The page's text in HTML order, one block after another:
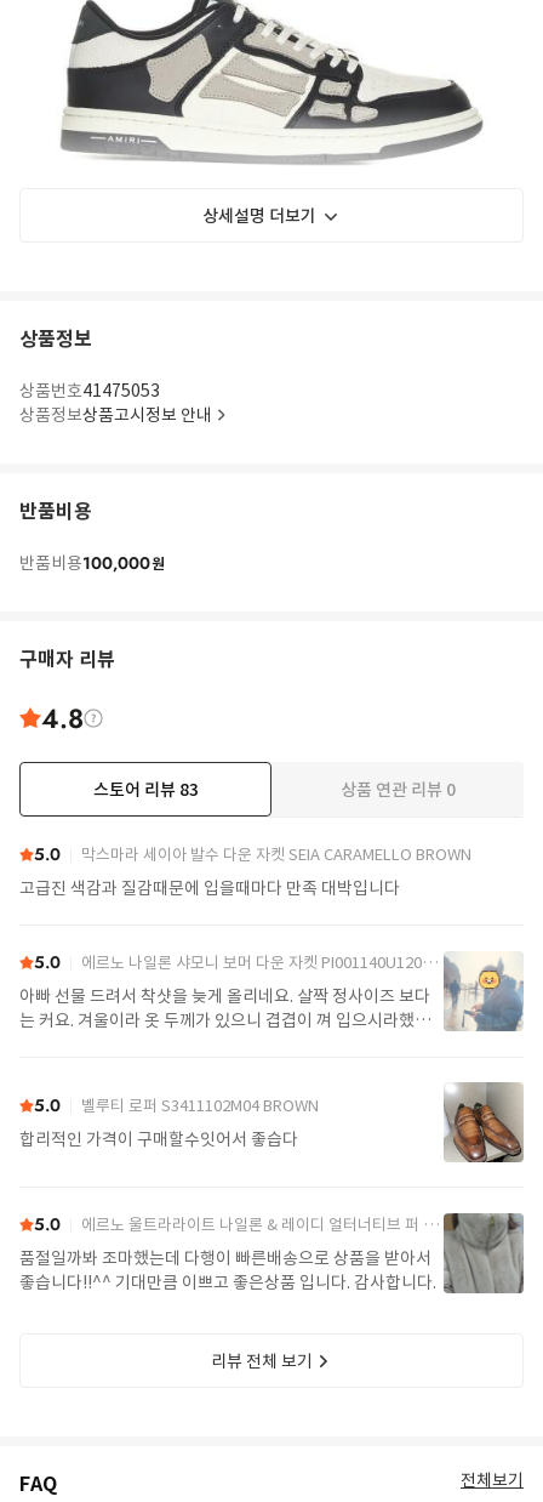
상세설명 더보기
상품정보
상품번호41475053
상품정보상품고시정보 안내
반품비용
반품비용100,000원
구매자 리뷰
4.8
스토어 리뷰 83 상품 연관 리뷰 0
5.0 막스마라 세이아 발수 다운 자켓 SEIA CARAMELLO BROWN
고급진 색감과 질감때문에 입을때마다 만족 대박입니다
5.0 에르노 나일론 샤모니 보머 다운 자켓 PI001140U12004Z 9389 Black
아빠 선물 드려서 착샷을 늦게 올리네요. 살짝 정사이즈 보다
는 커요. 겨울이라 옷 두께가 있으니 겹겹이 껴 입으시라했어
5.0 벨루티 로퍼 S3411102M04 BROWN
합리적인 가격이 구매할수잇어서 좋습다
5.0 에르노 울트라라이트 나일론 & 레이디 얼터너티브 퍼 케이프 PI002017D 12017Z 1985Chatilly Beige
품절일까봐 조마했는데 다행이 빠른배송으로 상품을 받아서
좋습니다!!^^ 기대만큼 이쁘고 좋은상품 입니다. 감사합니다.
리뷰 전체 보기
FAQ 전체보기